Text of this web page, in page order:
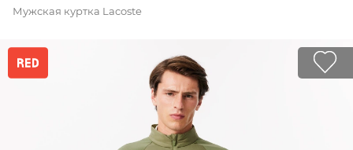
НОВИНКИ
SALE
ЖЕНСКОЕ
Мужская куртка Lacoste